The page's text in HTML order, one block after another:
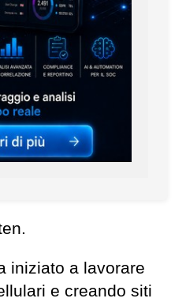
iniziato a lavorare
e creando siti